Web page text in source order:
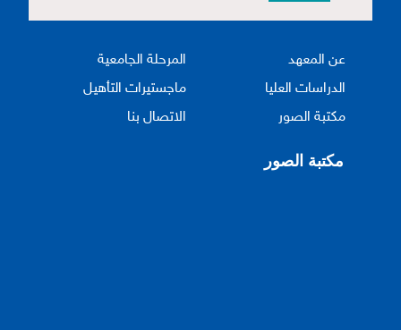
عن المعهد
المرحلة الجامعية
الدراسات العليا
ماجستيرات التأهيل
مكتبة الصور
الاتصال بنا